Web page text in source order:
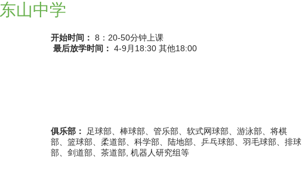
东山中学
开始时间： 8：20-50分钟上课
最后放学时间： 4-9月18:30 其他18:00
俱乐部：
足球部、棒球部、管乐部、软式网球部、游泳部、将棋
部、篮球部、柔道部、科学部、陆地部、乒乓球部、羽毛球部、排球
部、剑道部、茶道部, 机器人研究组等